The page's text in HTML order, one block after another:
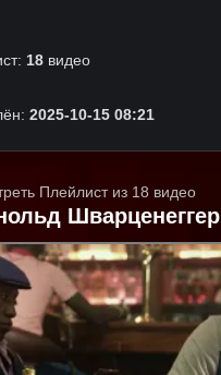
18 видео
2025-10-15 08:21
Плейлист из 18 видео
Шварценеггер